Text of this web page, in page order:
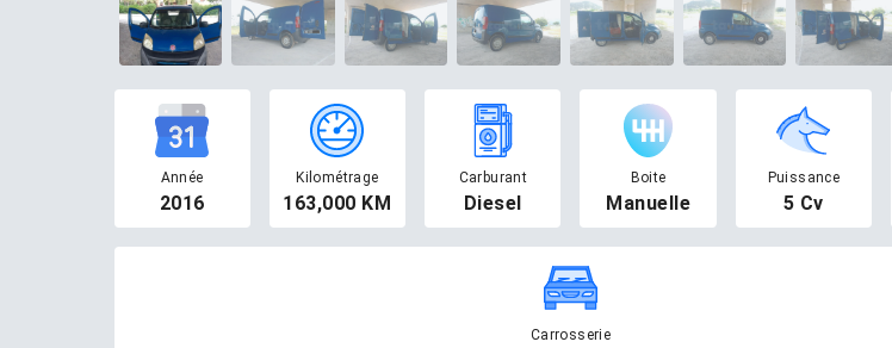
Année
2016
Kilométrage
163,000 KM
Carburant
Diesel
Boite
Manuelle
Puissance
5 Cv
Carrosserie